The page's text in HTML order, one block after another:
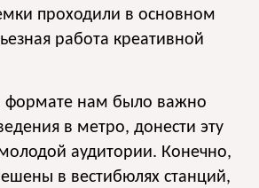
проходили в основном
работа креативной
формате нам было важно
в метро, донести эту
аудитории. Конечно,
в вестибюлях станций,